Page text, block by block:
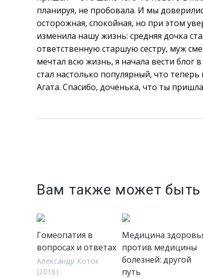
планируя, не пробовала. И мы
осторожная, спокойная, но при этом
изменила нашу жизнь: средняя дочка
ответственную старшую сестру, муж
мечтал всю жизнь, я начала вести блог
стал настолько популярный, что
Агата. Спасибо, доченька, что ты
Вам также может быть
Гомеопатия в
вопросах и ответах
Александр Коток
(2016)
Медицина
против медицины
болезней: другой
путь